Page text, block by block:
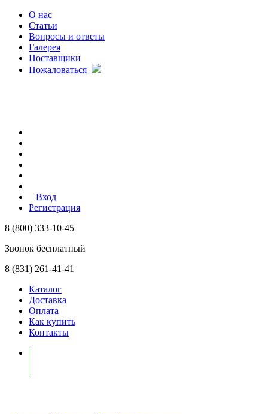
О нас
Статьи
Вопросы и ответы
Галерея
Поставщики
Пожаловаться
Вход
Регистрация
8 (800) 333-10-45
Звонок бесплатный
8 (831) 261-41-41
Каталог
Доставка
Оплата
Как купить
Контакты